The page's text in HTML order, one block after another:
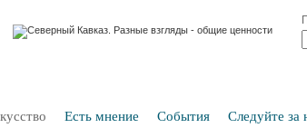
Есть мнение События Следуйте за